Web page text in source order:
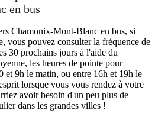
en bus
Chamonix-Mont-Blanc en bus, si
vous pouvez consulter la fréquence de
30 prochains jours à l'aide du
les heures de pointe pour
et 9h le matin, ou entre 16h et 19h le
lorsque vous vous rendez à votre
avoir besoin d'un peu plus de
dans les grandes villes !